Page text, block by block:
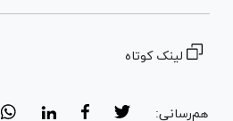
لینک کوتاه
هم‌رسانی: